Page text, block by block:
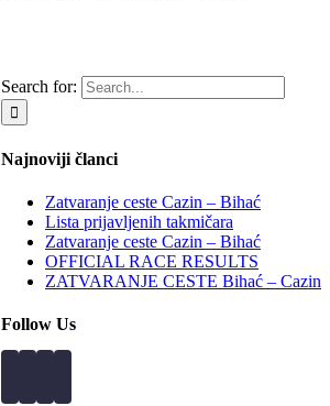
Search for:
Najnoviji članci
Zatvaranje ceste Cazin – Bihać
Lista prijavljenih takmičara
Zatvaranje ceste Cazin – Bihać
OFFICIAL RACE RESULTS
ZATVARANJE CESTE Bihać – Cazin
Follow Us